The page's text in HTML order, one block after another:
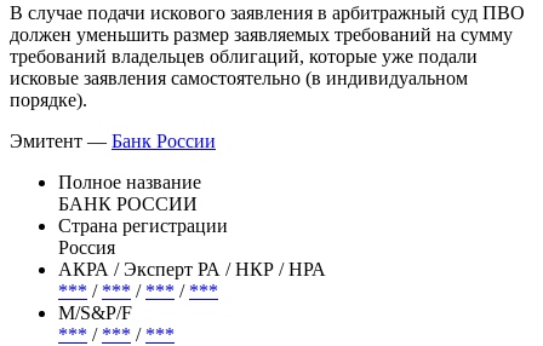
В случае подачи искового заявления в арбитражный суд ПВО
должен уменьшить размер заявляемых требований на сумму
требований владельцев облигаций, которые уже подали
исковые заявления самостоятельно (в индивидуальном
порядке).
Эмитент — Банк России
Полное название
БАНК РОССИИ
Страна регистрации
Россия
АКРА / Эксперт РА / НКР / НРА
*** / *** / *** / ***
М/S&P/F
*** / *** / ***